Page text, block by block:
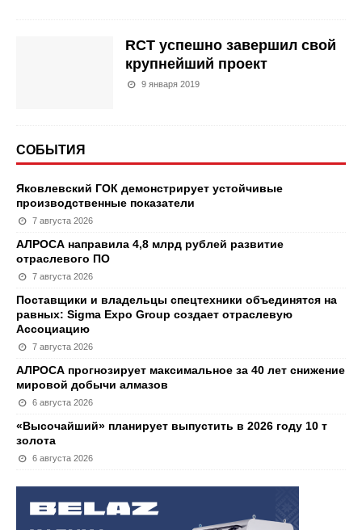
RCT успешно завершил свой
крупнейший проект
9 января 2019
СОБЫТИЯ
Яковлевский ГОК демонстрирует устойчивые
производственные показатели
7 августа 2026
АЛРОСА направила 4,8 млрд рублей развитие
отраслевого ПО
7 августа 2026
Поставщики и владельцы спецтехники объединятся на
равных: Sigma Expo Group создает отраслевую
Ассоциацию
7 августа 2026
АЛРОСА прогнозирует максимальное за 40 лет снижение
мировой добычи алмазов
6 августа 2026
«Высочайший» планирует выпустить в 2026 году 10 т
золота
6 августа 2026